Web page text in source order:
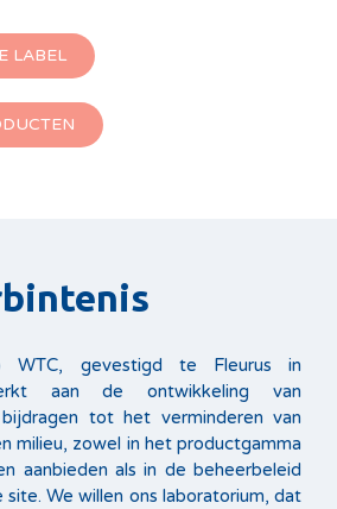
LABEL
WTC, gevestigd te Fleurus in
aan de ontwikkeling van
tot het verminderen van
milieu, zowel in het productgamma
aanbieden als in de beheerbeleid
site. We willen ons laboratorium, dat